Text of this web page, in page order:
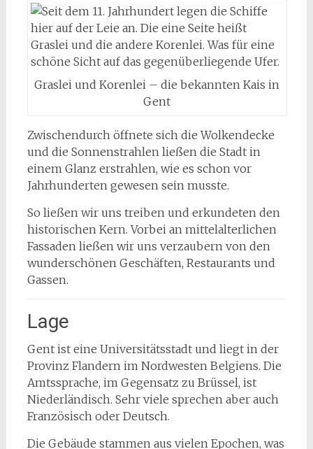
Graslei und Korenlei – die bekannten Kais in
Gent
Zwischendurch öffnete sich die Wolkendecke
und die Sonnenstrahlen ließen die Stadt in
einem Glanz erstrahlen, wie es schon vor
Jahrhunderten gewesen sein musste.
So ließen wir uns treiben und erkundeten den
historischen Kern. Vorbei an mittelalterlichen
Fassaden ließen wir uns verzaubern von den
wunderschönen Geschäften, Restaurants und
Gassen.
Lage
Gent ist eine Universitätsstadt und liegt in der
Provinz Flandern im Nordwesten Belgiens. Die
Amtssprache, im Gegensatz zu Brüssel, ist
Niederländisch. Sehr viele sprechen aber auch
Französisch oder Deutsch.
Die Gebäude stammen aus vielen Epochen, was